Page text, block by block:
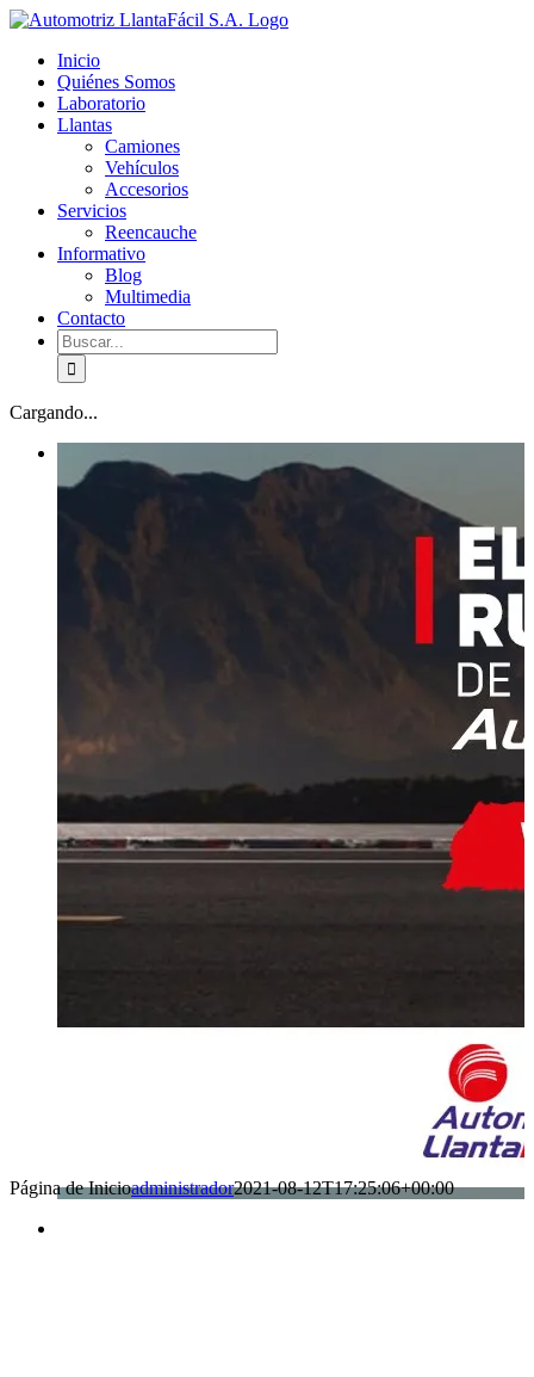
Skip
content
facebook
youtube
Inicio
Quiénes Somos
Laboratorio
Llantas
Camiones
Vehículos
Accesorios
Servicios
Reencauche
Informativo
Blog
Multimedia
Contacto
Buscar:
Cargando...
Página de Inicioadministrador2021-08-12T17:25:06+00:00